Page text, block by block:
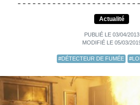
Actualité
PUBLIÉ LE 03/04/2013
MODIFIÉ LE 05/03/
#DÉTECTEUR DE FUMÉE